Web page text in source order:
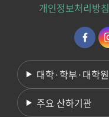
개인정보처리방침
대학·학부·대학원
주요 산하기관